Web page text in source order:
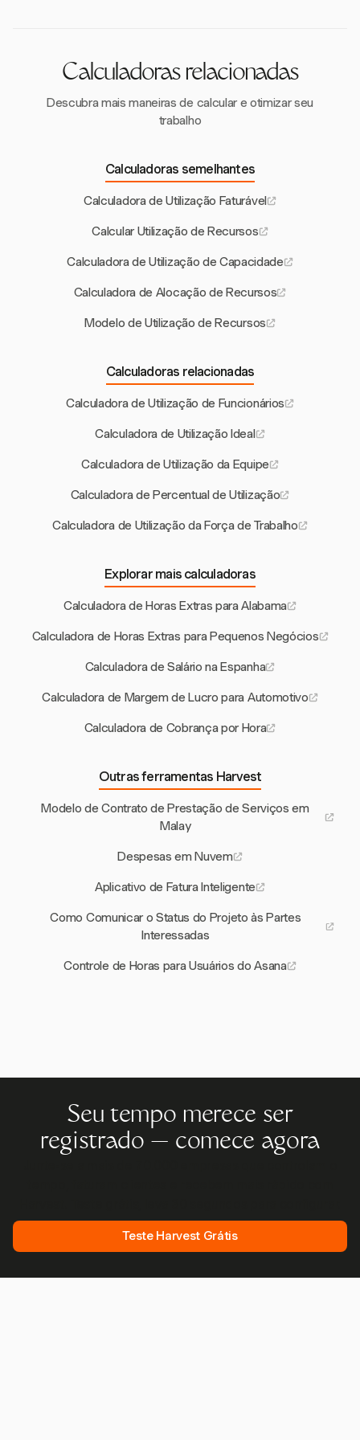
Calculadoras relacionadas
Descubra mais maneiras de calcular e otimizar seu
trabalho
Calculadoras semelhantes
Calculadora de Utilização Faturável
Calcular Utilização de Recursos
Calculadora de Utilização de Capacidade
Calculadora de Alocação de Recursos
Modelo de Utilização de Recursos
Calculadoras relacionadas
Calculadora de Utilização de Funcionários
Calculadora de Utilização Ideal
Calculadora de Utilização da Equipe
Calculadora de Percentual de Utilização
Calculadora de Utilização da Força de Trabalho
Explorar mais calculadoras
Calculadora de Horas Extras para Alabama
Calculadora de Horas Extras para Pequenos Negócios
Calculadora de Salário na Espanha
Calculadora de Margem de Lucro para Automotivo
Calculadora de Cobrança por Hora
Outras ferramentas Harvest
Modelo de Contrato de Prestação de Serviços em
Malay
Despesas em Nuvem
Aplicativo de Fatura Inteligente
Como Comunicar o Status do Projeto às Partes
Interessadas
Controle de Horas para Usuários do Asana
Seu tempo merece ser
registrado — comece agora
Teste Harvest Grátis